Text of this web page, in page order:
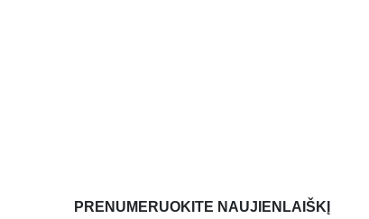
PRENUMERUOKITE NAUJIENLAIŠKĮ